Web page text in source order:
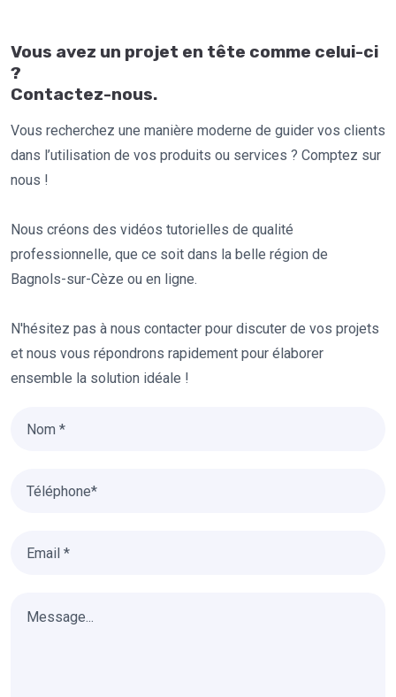
Vous avez un projet en tête comme celui-ci
?
Contactez-nous.
Vous recherchez une manière moderne de guider vos clients
dans l’utilisation de vos produits ou services ? Comptez sur
nous !
Nous créons des vidéos tutorielles de qualité
professionnelle, que ce soit dans la belle région de
Bagnols-sur-Cèze ou en ligne.
N'hésitez pas à nous contacter pour discuter de vos projets
et nous vous répondrons rapidement pour élaborer
ensemble la solution idéale !